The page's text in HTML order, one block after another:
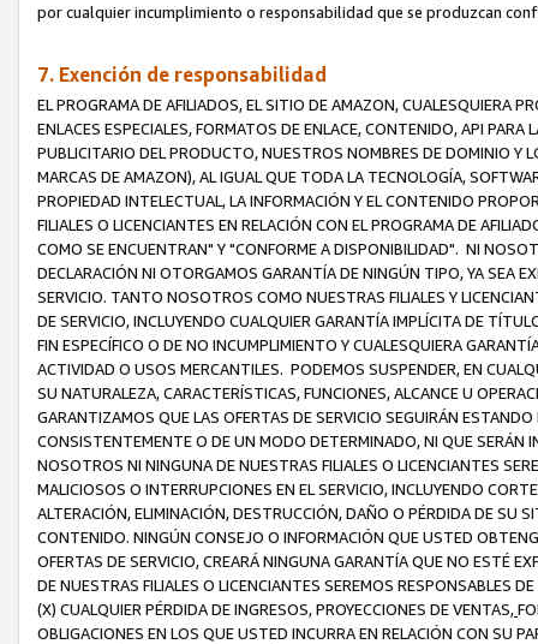
por cualquier incumplimiento o responsabilidad que se produzcan
7. Exención de responsabilidad
EL PROGRAMA DE AFILIADOS, EL SITIO DE AMAZON, CUALESQUIERA
ENLACES ESPECIALES, FORMATOS DE ENLACE, CONTENIDO, API
PUBLICITARIO DEL PRODUCTO, NUESTROS NOMBRES DE DOMINIO Y
MARCAS DE AMAZON), AL IGUAL QUE TODA LA TECNOLOGÍA,
PROPIEDAD INTELECTUAL, LA INFORMACIÓN Y EL CONTENIDO
FILIALES O LICENCIANTES EN RELACIÓN CON EL PROGRAMA DE
COMO SE ENCUENTRAN" Y "CONFORME A DISPONIBILIDAD". NI
DECLARACIÓN NI OTORGAMOS GARANTÍA DE NINGÚN TIPO, YA SEA
SERVICIO. TANTO NOSOTROS COMO NUESTRAS FILIALES Y
DE SERVICIO, INCLUYENDO CUALQUIER GARANTÍA IMPLÍCITA DE
FIN ESPECÍFICO O DE NO INCUMPLIMIENTO Y CUALESQUIERA
ACTIVIDAD O USOS MERCANTILES. PODEMOS SUSPENDER, EN
SU NATURALEZA, CARACTERÍSTICAS, FUNCIONES, ALCANCE U
GARANTIZAMOS QUE LAS OFERTAS DE SERVICIO SEGUIRÁN
CONSISTENTEMENTE O DE UN MODO DETERMINADO, NI QUE SERÁN
NOSOTROS NI NINGUNA DE NUESTRAS FILIALES O LICENCIANTES
MALICIOSOS O INTERRUPCIONES EN EL SERVICIO, INCLUYENDO
ALTERACIÓN, ELIMINACIÓN, DESTRUCCIÓN, DAÑO O PÉRDIDA DE SU
CONTENIDO. NINGÚN CONSEJO O INFORMACIÓN QUE USTED
OFERTAS DE SERVICIO, CREARÁ NINGUNA GARANTÍA QUE NO ESTÉ
DE NUESTRAS FILIALES O LICENCIANTES SEREMOS RESPONSABLES
(X) CUALQUIER PÉRDIDA DE INGRESOS, PROYECCIONES DE VENTAS,
OBLIGACIONES EN LOS QUE USTED INCURRA EN RELACIÓN CON SU